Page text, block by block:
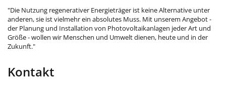
"Die Nutzung regenerativer Energieträger ist keine Alternative unter
anderen, sie ist vielmehr ein absolutes Muss. Mit unserem Angebot -
der Planung und Installation von Photovoltaikanlagen jeder Art und
Größe - wollen wir Menschen und Umwelt dienen, heute und in der
Zukunft."
Kontakt